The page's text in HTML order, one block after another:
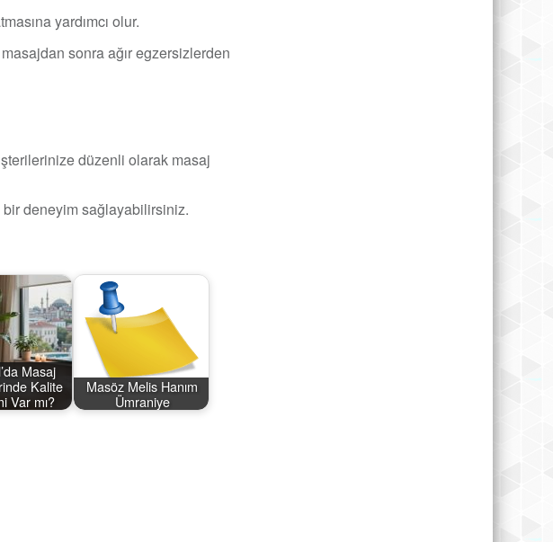
yardımcı olur.
sonra ağır egzersizlerden
düzenli olarak masaj
deneyim sağlayabilirsiniz.
Masaj
Kalite
Var mı?
Masöz Melis Hanım
Ümraniye